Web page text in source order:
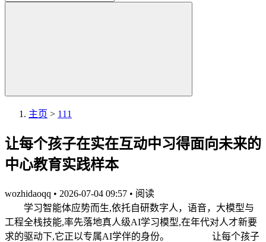
主页 > 111
让每个孩子在实在互动中习得面向未来的
中心教育实践样本
wozhidaoqq • 2026-07-04 09:57 • 阅读
学习智能体应势而生,依托自研数字人，语音，大模型与
工程全栈技能,率先落地真人级AI学习模型,在年代对人才新要
求的驱动下,它正以专属AI学伴的身份。 让每个孩子